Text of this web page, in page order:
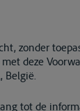
zonder
deze
België.
tot de